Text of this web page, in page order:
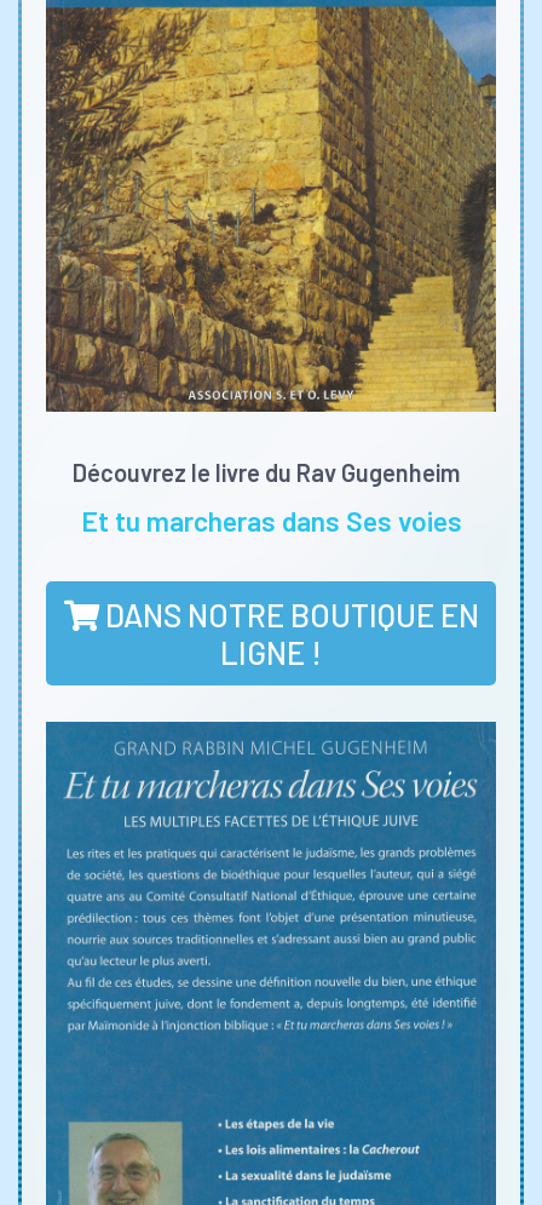
Découvrez le livre du Rav Gugenheim
Et tu marcheras dans Ses voies
DANS NOTRE BOUTIQUE EN
LIGNE !